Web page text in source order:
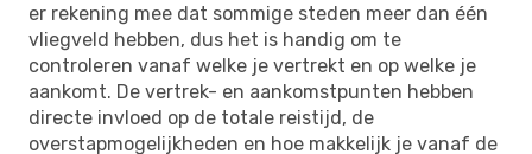
er rekening mee dat sommige steden meer dan één
vliegveld hebben, dus het is handig om te
controleren vanaf welke je vertrekt en op welke je
aankomt. De vertrek- en aankomstpunten hebben
directe invloed op de totale reistijd, de
overstapmogelijkheden en hoe makkelijk je vanaf de